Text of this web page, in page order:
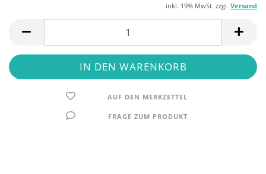
inkl. 19% MwSt. zzgl. Versand
AUF DEN MERKZETTEL
FRAGE ZUM PRODUKT